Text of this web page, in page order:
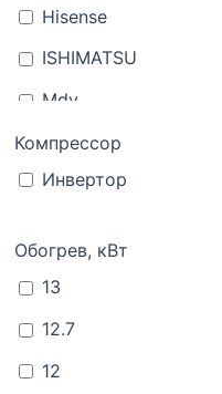
Hisense
ISHIMATSU
Mdv
Mitsubishi Electric
Mitsubishi Heavy
Toshiba
Компрессор
Инвертор
Обогрев, кВт
13
12.7
12